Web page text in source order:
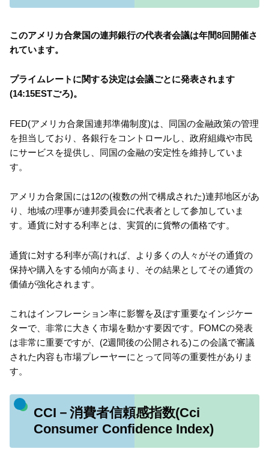
このアメリカ合衆国の連邦銀行の代表者会議は年間8回開催さ
れています。
プライムレートに関する決定は会議ごとに発表されます
(14:15ESTごろ)。
FED(アメリカ合衆国連邦準備制度)は、同国の金融政策の管理
を担当しており、各銀行をコントロールし、政府組織や市民
にサービスを提供し、同国の金融の安定性を維持していま
す。
アメリカ合衆国には12の(複数の州で構成された)連邦地区があ
り、地域の理事が連邦委員会に代表者として参加していま
す。通貨に対する利率とは、実質的に貨幣の価格です。
通貨に対する利率が高ければ、より多くの人々がその通貨の
保持や購入をする傾向が高まり、その結果としてその通貨の
価値が強化されます。
これはインフレーション率に影響を及ぼす重要なインジケー
ターで、非常に大きく市場を動かす要因です。FOMCの発表
は非常に重要ですが、(2週間後の公開される)この会議で審議
された内容も市場プレーヤーにとって同等の重要性がありま
す。
CCI－消費者信頼感指数(Cci
Consumer Confidence Index)